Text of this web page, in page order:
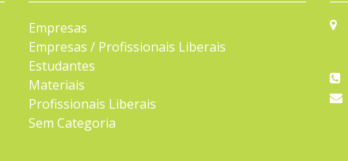
Empresas
Empresas / Profissionais Liberais
Estudantes
Materiais
Profissionais Liberais
Sem Categoria